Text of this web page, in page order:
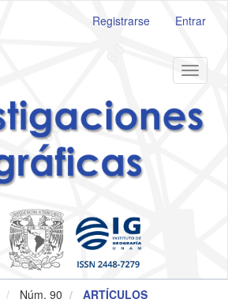
Registrarse Entrar
Toggle
Núm. 90 ARTÍCULOS